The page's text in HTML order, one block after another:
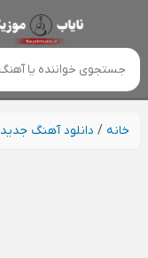
خانه/ دانلود آهنگ جدید